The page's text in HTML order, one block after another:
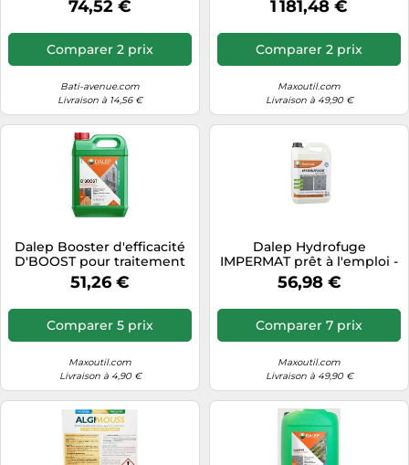
74,52 €
Comparer 2 prix
Bati-avenue.com
Livraison à 14,56 €
1 181,48 €
Comparer 2 prix
Maxoutil.com
Livraison à 49,90 €
Dalep Booster d'efficacité
D'BOOST pour traitement
anti-dépôts verts 5 L
51,26 €
Comparer 5 prix
Maxoutil.com
Livraison à 4,90 €
Dalep Hydrofuge
IMPERMAT prêt à l'emploi -
Bidon 5 L - 1.02.0021.03
56,98 €
Comparer 7 prix
Maxoutil.com
Livraison à 49,90 €